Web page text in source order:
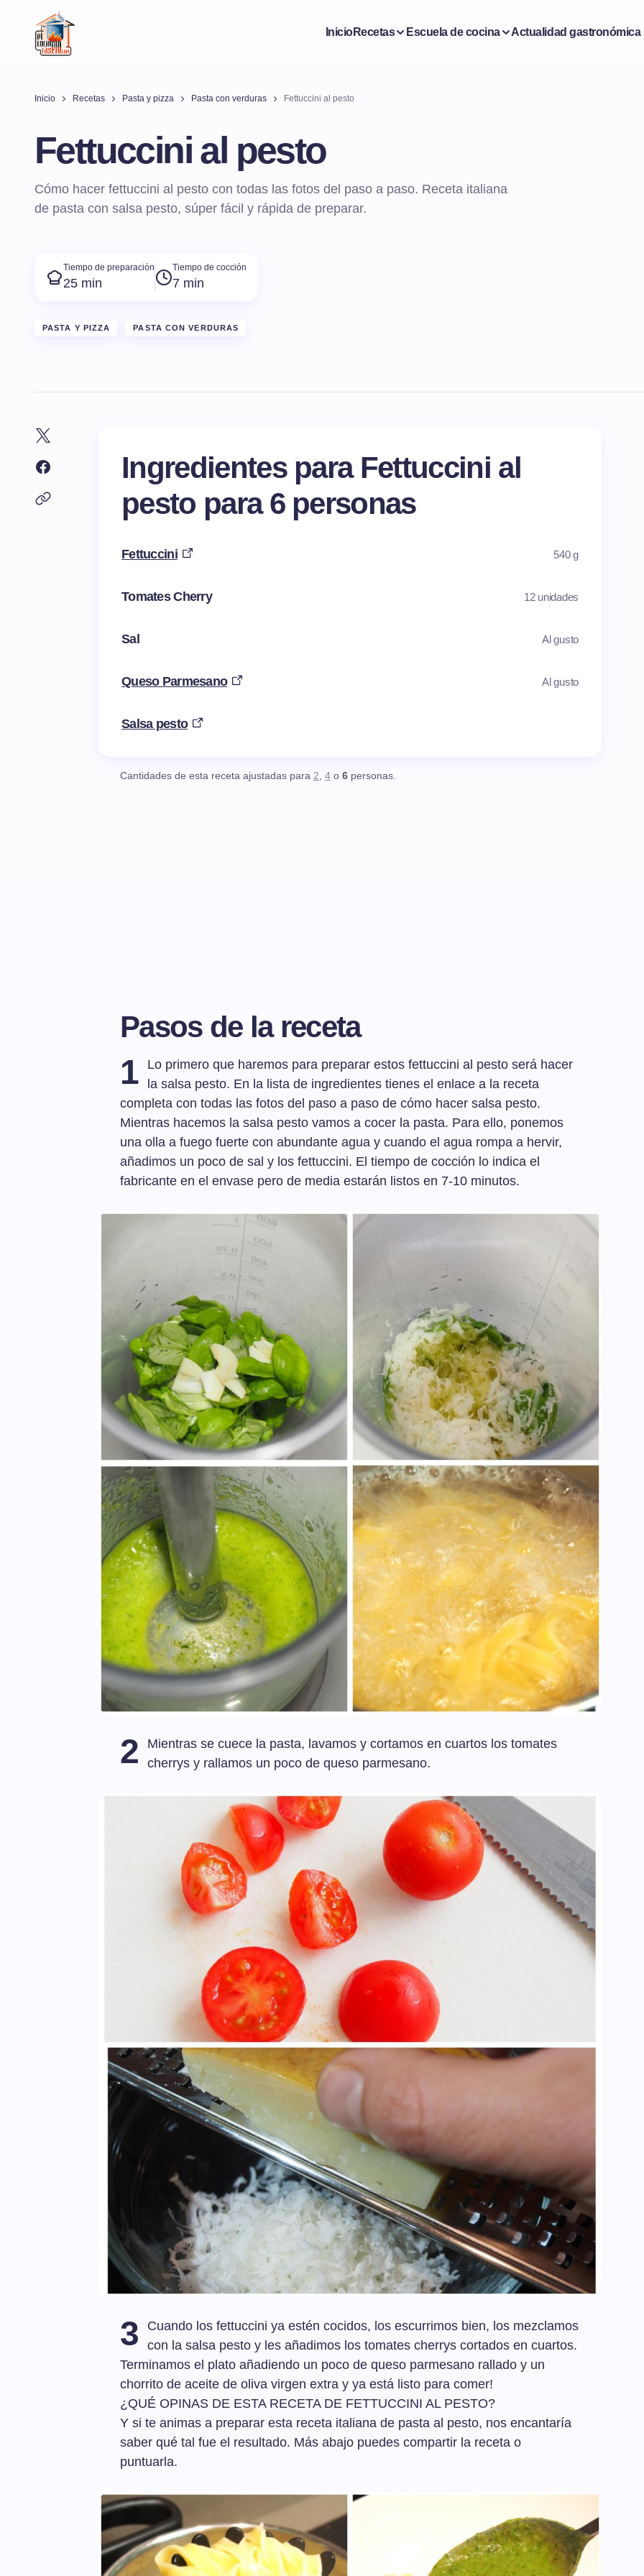
InicioRecetas Escuela de cocina Actualidad gastronómica
Inicio Recetas Pasta y pizza Pasta con verduras Fettuccini al pesto
Fettuccini al pesto
Cómo hacer fettuccini al pesto con todas las fotos del paso a paso. Receta italiana
de pasta con salsa pesto, súper fácil y rápida de preparar.
Tiempo de preparación
25 min
Tiempo de cocción
7 min
PASTA Y PIZZA PASTA CON VERDURAS
Ingredientes para Fettuccini al
pesto para 6 personas
Fettuccini 540 g
Tomates Cherry 12 unidades
Sal Al gusto
Queso Parmesano Al gusto
Salsa pesto
Cantidades de esta receta ajustadas para 2, 4 o 6 personas.
Pasos de la receta
1
Lo primero que haremos para preparar estos fettuccini al pesto será hacer
la salsa pesto. En la lista de ingredientes tienes el enlace a la receta
completa con todas las fotos del paso a paso de cómo hacer salsa pesto.
Mientras hacemos la salsa pesto vamos a cocer la pasta. Para ello, ponemos
una olla a fuego fuerte con abundante agua y cuando el agua rompa a hervir,
añadimos un poco de sal y los fettuccini. El tiempo de cocción lo indica el
fabricante en el envase pero de media estarán listos en 7-10 minutos.
2
Mientras se cuece la pasta, lavamos y cortamos en cuartos los tomates
cherrys y rallamos un poco de queso parmesano.
3
Cuando los fettuccini ya estén cocidos, los escurrimos bien, los mezclamos
con la salsa pesto y les añadimos los tomates cherrys cortados en cuartos.
Terminamos el plato añadiendo un poco de queso parmesano rallado y un
chorrito de aceite de oliva virgen extra y ya está listo para comer!
¿QUÉ OPINAS DE ESTA RECETA DE FETTUCCINI AL PESTO?
Y si te animas a preparar esta receta italiana de pasta al pesto, nos encantaría
saber qué tal fue el resultado. Más abajo puedes compartir la receta o
puntuarla.